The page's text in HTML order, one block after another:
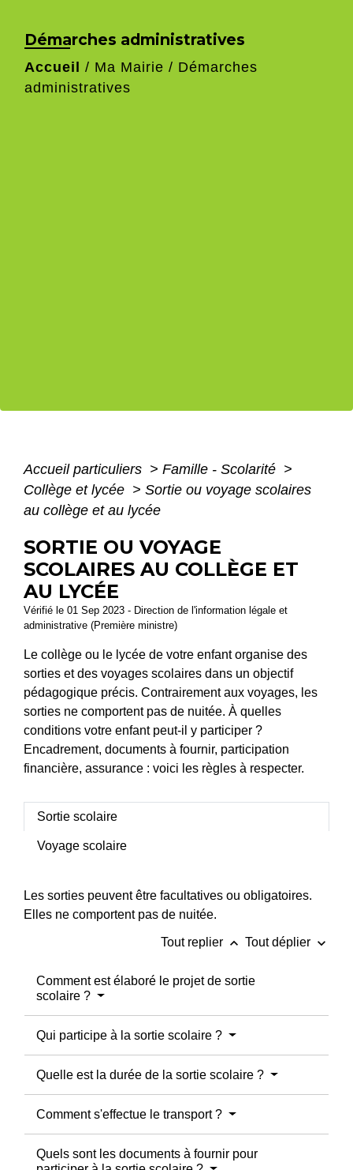
Démarches administratives
Accueil / Ma Mairie / Démarches
administratives
Accueil particuliers > Famille - Scolarité >
Collège et lycée > Sortie ou voyage scolaires
au collège et au lycée
SORTIE OU VOYAGE
SCOLAIRES AU COLLÈGE ET
AU LYCÉE
Vérifié le 01 Sep 2023 - Direction de l'information légale et
administrative (Première ministre)
Le collège ou le lycée de votre enfant organise des
sorties et des voyages scolaires dans un objectif
pédagogique précis. Contrairement aux voyages, les
sorties ne comportent pas de nuitée. À quelles
conditions votre enfant peut-il y participer ?
Encadrement, documents à fournir, participation
financière, assurance : voici les règles à respecter.
Sortie scolaire
Voyage scolaire
Les sorties peuvent être facultatives ou obligatoires.
Elles ne comportent pas de nuitée.
Tout replier keyboard_arrow_up Tout déplier keyboard_arrow_down
Comment est élaboré le projet de sortie
scolaire ?
Qui participe à la sortie scolaire ?
Quelle est la durée de la sortie scolaire ?
Comment s'effectue le transport ?
Quels sont les documents à fournir pour